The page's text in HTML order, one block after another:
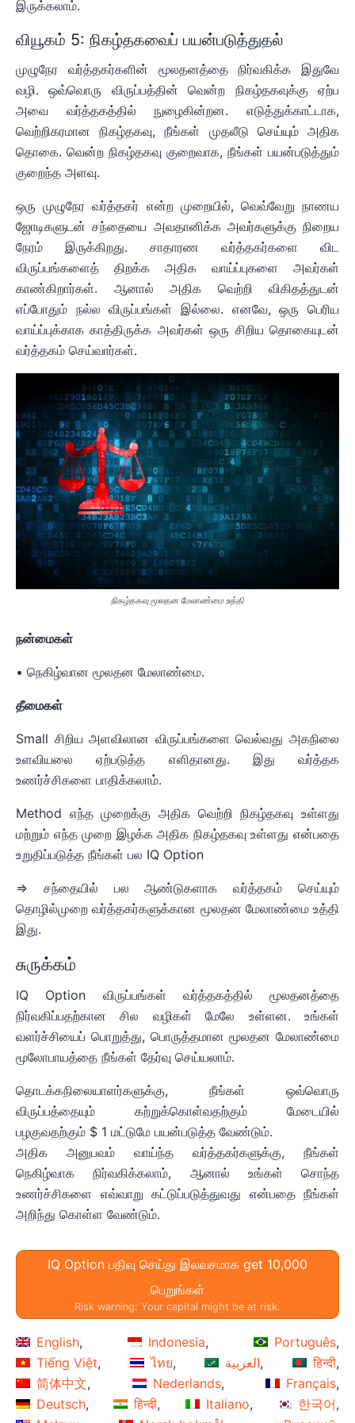
இருக்கலாம்.
வியூகம் 5: நிகழ்தகவைப் பயன்படுத்துதல்
முழுநேர வர்த்தகர்களின் மூலதனத்தை நிர்வகிக்க இதுவே
வழி. ஒவ்வொரு விருப்பத்தின் வென்ற நிகழ்தகவுக்கு ஏற்ப
அவை வர்த்தகத்தில் நுழைகின்றன. எடுத்துக்காட்டாக,
வெற்றிகரமான நிகழ்தகவு, நீங்கள் முதலீடு செய்யும் அதிக
தொகை. வென்ற நிகழ்தகவு குறைவாக, நீங்கள் பயன்படுத்தும்
குறைந்த அளவு.
ஒரு முழுநேர வர்த்தகர் என்ற முறையில், வெவ்வேறு நாணய
ஜோடிகளுடன் சந்தையை அவதானிக்க அவர்களுக்கு நிறைய
நேரம் இருக்கிறது. சாதாரண வர்த்தகர்களை விட
விருப்பங்களைத் திறக்க அதிக வாய்ப்புகளை அவர்கள்
காண்கிறார்கள். ஆனால் அதிக வெற்றி விகிதத்துடன்
எப்போதும் நல்ல விருப்பங்கள் இல்லை. எனவே, ஒரு பெரிய
வாய்ப்புக்காக காத்திருக்க அவர்கள் ஒரு சிறிய தொகையுடன்
வர்த்தகம் செய்வார்கள்.
நிகழ்தகவு மூலதன மேலாண்மை உத்தி
நன்மைகள்
• நெகிழ்வான மூலதன மேலாண்மை.
தீமைகள்
Small சிறிய அளவிலான விருப்பங்களை வெல்வது அகநிலை
உளவியலை ஏற்படுத்த எளிதானது. இது வர்த்தக
உணர்ச்சிகளை பாதிக்கலாம்.
Method எந்த முறைக்கு அதிக வெற்றி நிகழ்தகவு உள்ளது
மற்றும் எந்த முறை இழக்க அதிக நிகழ்தகவு உள்ளது என்பதை
உறுதிப்படுத்த நீங்கள் பல IQ Option
=> சந்தையில் பல ஆண்டுகளாக வர்த்தகம் செய்யும்
தொழில்முறை வர்த்தகர்களுக்கான மூலதன மேலாண்மை உத்தி
இது.
சுருக்கம்
IQ Option விருப்பங்கள் வர்த்தகத்தில் மூலதனத்தை
நிர்வகிப்பதற்கான சில வழிகள் மேலே உள்ளன. உங்கள்
வளர்ச்சியைப் பொறுத்து, பொருத்தமான மூலதன மேலாண்மை
மூலோபாயத்தை நீங்கள் தேர்வு செய்யலாம்.
தொடக்கநிலையாளர்களுக்கு, நீங்கள் ஒவ்வொரு
விருப்பத்தையும் கற்றுக்கொள்வதற்கும் மேடையில்
பழகுவதற்கும் $ 1 மட்டுமே பயன்படுத்த வேண்டும்.
அதிக அனுபவம் வாய்ந்த வர்த்தகர்களுக்கு, நீங்கள்
நெகிழ்வாக நிர்வகிக்கலாம், ஆனால் உங்கள் சொந்த
உணர்ச்சிகளை எவ்வாறு கட்டுப்படுத்துவது என்பதை நீங்கள்
அறிந்து கொள்ள வேண்டும்.
IQ Option பதிவு செய்து இலவசமாக get 10,000
பெறுங்கள்
Risk warning: Your capital might be at risk.
English Indonesia
Português
Tiếng Việt
ไทย العربية
हिन्दी
简体中文
Nederlands
Français
Deutsch
हिन्दी Italiano
한국어